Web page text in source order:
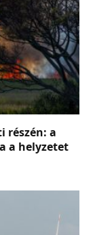
részén: a
a helyzetet